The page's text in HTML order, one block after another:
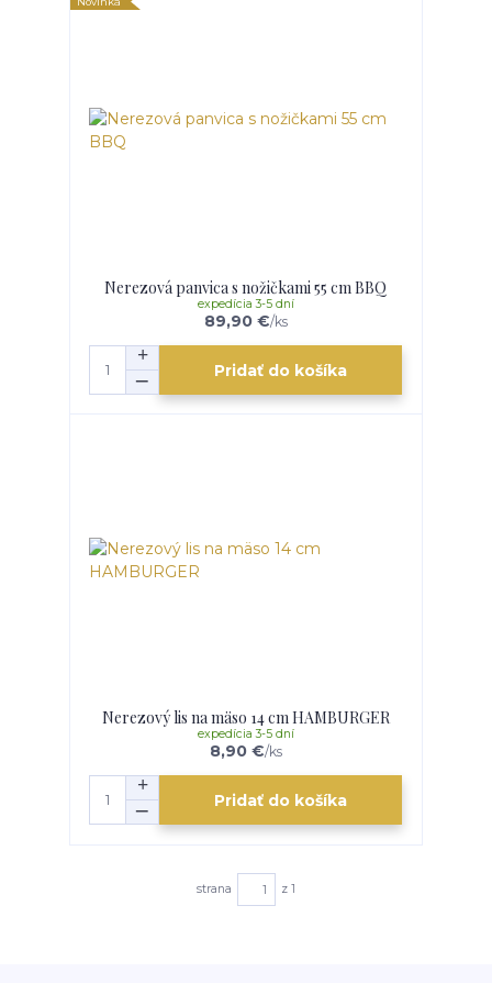
Nerezová panvica s nožičkami 55 cm BBQ
89,90 €/ks
expedícia 3-5 dní
Pridať do košíka
Nerezový lis na mäso 14 cm HAMBURGER
8,90 €/ks
expedícia 3-5 dní
Pridať do košíka
strana z 1